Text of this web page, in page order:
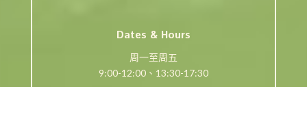
Dates & Hours
周一至周五
9:00-12:00、13:30-17:30